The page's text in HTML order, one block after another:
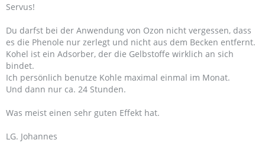
Servus!
Du darfst bei der Anwendung von Ozon nicht vergessen, dass
es die Phenole nur zerlegt und nicht aus dem Becken entfernt.
Kohel ist ein Adsorber, der die Gelbstoffe wirklich an sich
bindet.
Ich persönlich benutze Kohle maximal einmal im Monat.
Und dann nur ca. 24 Stunden.
Was meist einen sehr guten Effekt hat.
LG. Johannes